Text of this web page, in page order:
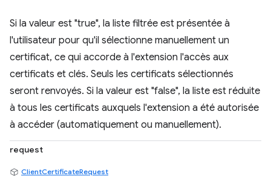
Si la valeur est "true", la liste filtrée est présentée à
l'utilisateur pour qu'il sélectionne manuellement un
certificat, ce qui accorde à l'extension l'accès aux
certificats et clés. Seuls les certificats sélectionnés
seront renvoyés. Si la valeur est "false", la liste est réduite
à tous les certificats auxquels l'extension a été autorisée
à accéder (automatiquement ou manuellement).
request
ClientCertificateRequest